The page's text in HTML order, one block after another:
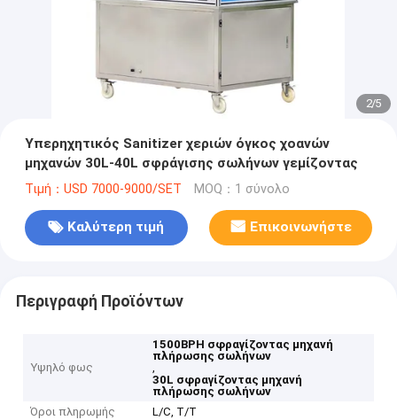
2/5
Υπερηχητικός Sanitizer χεριών όγκος χοανών
μηχανών 30L-40L σφράγισης σωλήνων γεμίζοντας
Τιμή：USD 7000-9000/SET MOQ：1 σύνολο
Καλύτερη τιμή Επικοινωνήστε
Περιγραφή Προϊόντων
Υψηλό φως
1500BPH σφραγίζοντας μηχανή
πλήρωσης σωλήνων
,
30L σφραγίζοντας μηχανή
πλήρωσης σωλήνων
Όροι πληρωμής
L/C, T/T